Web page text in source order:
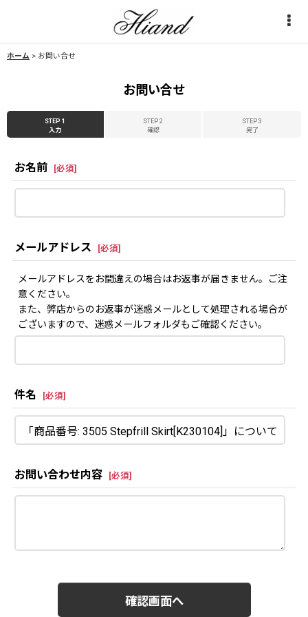
ホーム > お問い合せ
お問い合せ
STEP 1
入力
STEP 2
確認
STEP 3
完了
お名前 [必須]
メールアドレス [必須]
メールアドレスをお間違えの場合はお返事が届きません。ご注
意ください。
また、弊店からのお返事が迷惑メールとして処理される場合が
ございますので、迷惑メールフォルダもご確認ください。
件名 [必須]
お問い合わせ内容 [必須]
確認画面へ